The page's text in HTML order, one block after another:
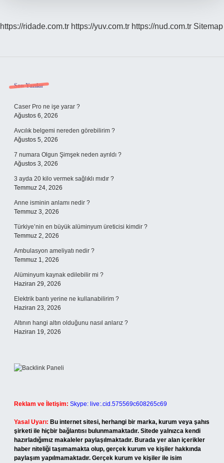
https://ridade.com.tr https://yuv.com.tr https://nud.com.tr Sitemap
Sidebar
Son Yazılar
Caser Pro ne işe yarar ?
Ağustos 6, 2026
Avcılık belgemi nereden görebilirim ?
Ağustos 5, 2026
7 numara Olgun Şimşek neden ayrıldı ?
Ağustos 3, 2026
3 ayda 20 kilo vermek sağlıklı mıdır ?
Temmuz 24, 2026
Anne isminin anlamı nedir ?
Temmuz 3, 2026
Türkiye’nin en büyük alüminyum üreticisi kimdir ?
Temmuz 2, 2026
Ambulasyon ameliyatı nedir ?
Temmuz 1, 2026
Alüminyum kaynak edilebilir mi ?
Haziran 29, 2026
Elektrik bantı yerine ne kullanabilirim ?
Haziran 23, 2026
Altının hangi altın olduğunu nasıl anlarız ?
Haziran 19, 2026
Reklam ve İletişim: Skype: live:.cid.575569c608265c69
Yasal Uyarı: Bu internet sitesi, herhangi bir marka, kurum veya şahıs
şirketi ile hiçbir bağlantısı bulunmamaktadır. Sitede yalnızca kendi
hazırladığımız makaleler paylaşılmaktadır. Burada yer alan içerikler
haber niteliği taşımamakta olup, gerçek kurum ve kişiler hakkında
paylaşım yapılmamaktadır. Gerçek kurum ve kişiler ile isim